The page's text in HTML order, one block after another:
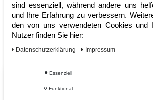
Sofort lieferbar
Kauf auf Rechnung
sind essenziell, während andere uns
und Ihre Erfahrung zu verbessern.
den von uns verwendeten Cookies und
Nutzer finden Sie hier:
Daten­schutz­erklärung Impressum
Essenziell
Funktional